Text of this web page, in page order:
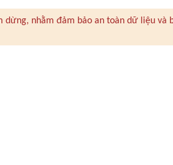
nhằm đảm bảo an toàn dữ liệu và